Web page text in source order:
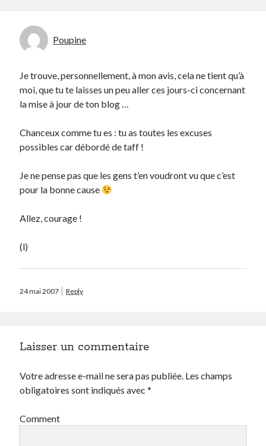
Catégories
Crypto-monnaie
Domotique
eCommerce
Fail
Humour
Internet
iPhone
lyon
musique
Perso
Séries
janvier 2026
février 2023
Poupine
Je trouve, personnellement, à mon avis, cela ne tient qu’à
moi, que tu te laisses un peu aller ces jours-ci concernant
la mise à jour de ton blog …
Chanceux comme tu es : tu as toutes les excuses
possibles car débordé de taff !
Je ne pense pas que les gens t’en voudront vu que c’est
pour la bonne cause
Allez, courage !
(l)
24 mai 2007 Reply
Laisser un commentaire
Votre adresse e-mail ne sera pas publiée. Les champs
obligatoires sont indiqués avec*
Comment